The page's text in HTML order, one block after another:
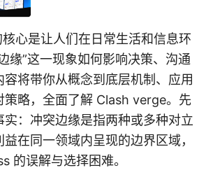
心是让人们在日常生活和信息环
缘”这一现象如何影响决策、沟通
容将带你从概念到底层机制、应用
策略，全面了解 Clash verge。先
实：冲突边缘是指两种或多种对立
在同一领域内呈现的边界区域，
的误解与选择困难。